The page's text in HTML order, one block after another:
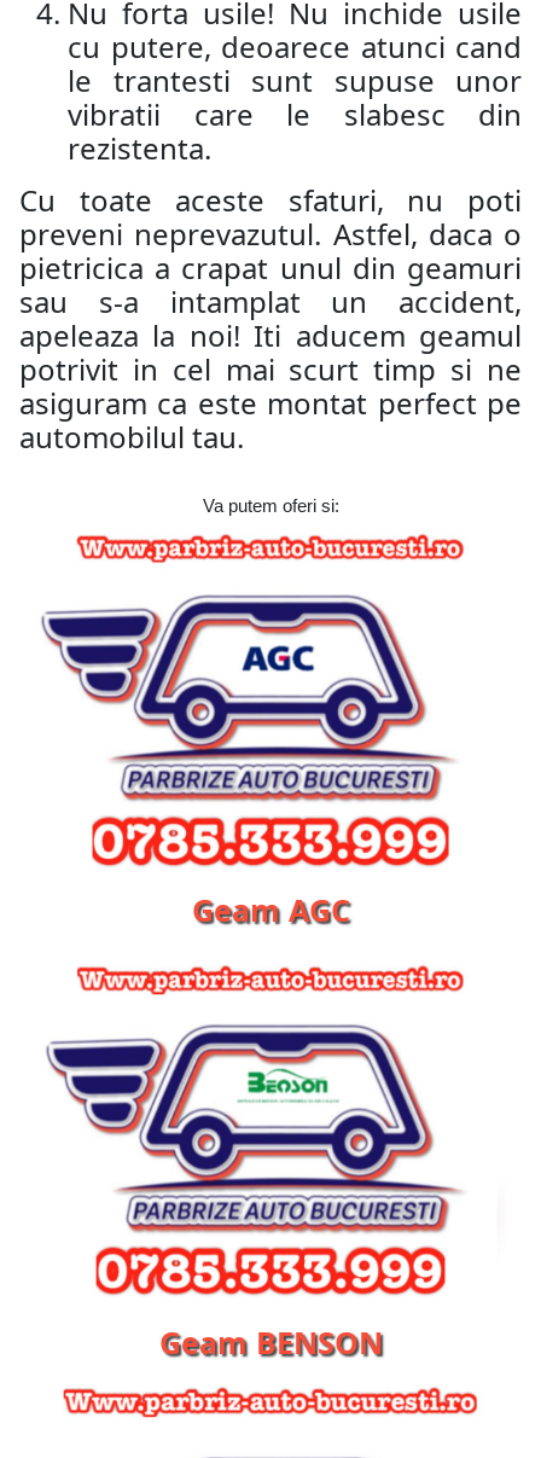
Nu forta usile! Nu inchide usile
cu putere, deoarece atunci cand
le trantesti sunt supuse unor
vibratii care le slabesc din
rezistenta.
Cu toate aceste sfaturi, nu poti
preveni neprevazutul. Astfel, daca o
pietricica a crapat unul din geamuri
sau s-a intamplat un accident,
apeleaza la noi! Iti aducem geamul
potrivit in cel mai scurt timp si ne
asiguram ca este montat perfect pe
automobilul tau.
Va putem oferi si:
Geam AGC
Geam BENSON